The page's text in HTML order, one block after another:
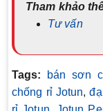
Tham khảo
Tư vấn
Tags: bán sơn
chống rỉ Jotun,